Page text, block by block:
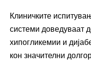
Клиничките
системи доведуваат
хипогликемии и
кон значителни